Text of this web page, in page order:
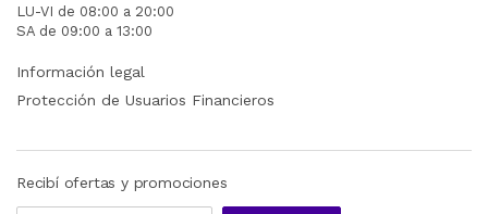
LU-VI de 08:00 a 20:00
SA de 09:00 a 13:00
Información legal
Protección de Usuarios Financieros
Recibí ofertas y promociones